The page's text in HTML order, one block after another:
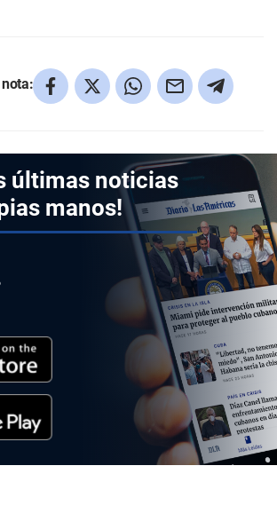
últimas noticias
manos!